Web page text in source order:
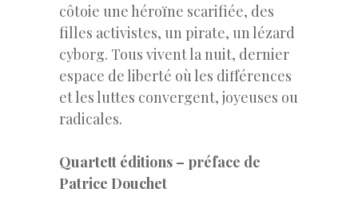
côtoie une héroïne scarifiée, des
filles activistes, un pirate, un lézard
cyborg. Tous vivent la nuit, dernier
espace de liberté où les différences
et les luttes convergent, joyeuses ou
radicales.
Quartett éditions – préface de
Patrice Douchet